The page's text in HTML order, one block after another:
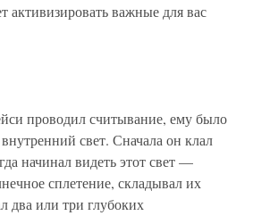
активизировать важные для вас
проводил считывание, ему было
свет. Сначала он клал
начинал видеть этот свет —
сплетение, складывал их
два или три глубоких